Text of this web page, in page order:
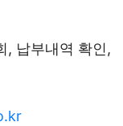
, 납부내역 확인,